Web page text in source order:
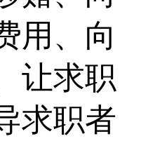
用、向
让求职
求职者